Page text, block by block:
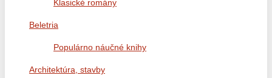
Klasické romány
Beletria
Populárno náučné knihy
Architektúra, stavby